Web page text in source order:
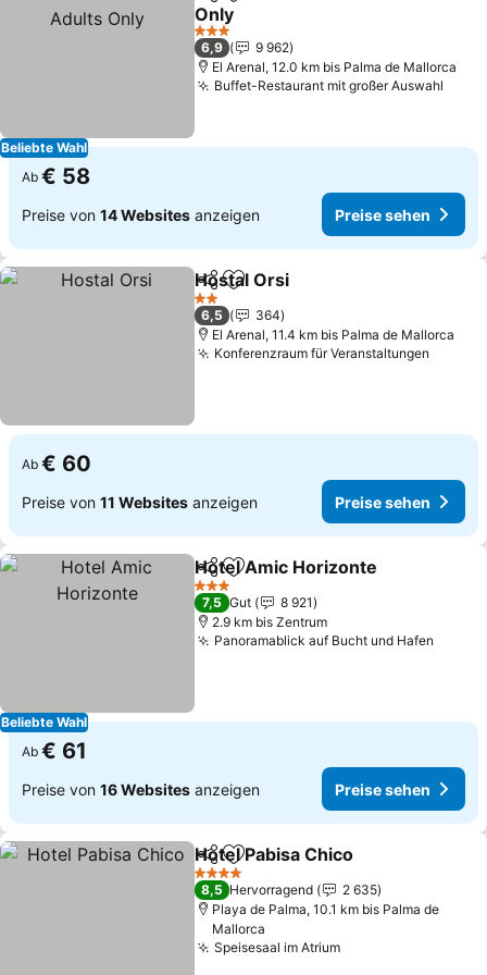
Beliebte Wahl
Only
Preise sehen
3 Sterne
6,9
9 962
El Arenal, 12.0 km bis Palma de Mallorca
Buffet-Restaurant mit großer Auswahl
Ab € 58
Preise von 14 Websites anzeigen Preise sehen
TeilenZu Favoriten hinzufügen
Hostal Orsi
2 Sterne
6,5
364
El Arenal, 11.4 km bis Palma de Mallorca
Konferenzraum für Veranstaltungen
Ab € 60
Preise von 11 Websites anzeigen Preise sehen
Beliebte Wahl
TeilenZu Favoriten hinzufügen
Hotel Amic Horizonte
3 Sterne
7,5 Gut
8 921
2.9 km bis Zentrum
Panoramablick auf Bucht und Hafen
Ab € 61
Preise von 16 Websites anzeigen Preise sehen
TeilenZu Favoriten hinzufügen
Hotel Pabisa Chico
4 Sterne
8,5 Hervorragend
2 635
Playa de Palma, 10.1 km bis Palma de
Mallorca
Speisesaal im AtriumPreise sehen